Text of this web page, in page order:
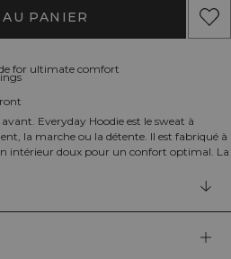
PANIER
for ultimate comfort
Everyday Hoodie est le sweat à
la marche ou la détente. Il est fabriqué à
intérieur doux pour un confort optimal. La